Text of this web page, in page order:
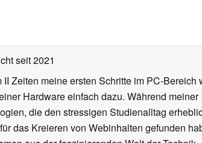
seit 2021
Zeiten meine ersten Schritte im PC-Bereich
Hardware einfach dazu. Während meiner
die den stressigen Studienalltag
das Kreieren von Webinhalten gefunden